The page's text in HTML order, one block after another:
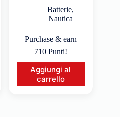
Batterie,
Nautica
Purchase & earn
710 Punti!
Aggiungi al
carrello